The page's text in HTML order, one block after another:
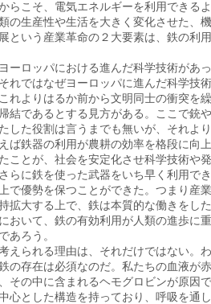
らこそ、電気エネルギーを利用できる
の生産性や生活を大きく変化させた、
という産業革命の２大要素は、鉄の利
ーロッパにおける進んだ科学技術があ
れではなぜヨーロッパに進んだ科学技
れよりはるか前から文明同士の衝突を
結であるとする見方がある。ここで銃
した役割は言うまでも無いが、それよ
ば鉄器の利用が農耕の効率を格段に向
ことが、社会を安定化させ科学技術や
らに鉄を使った武器をいち早く利用で
で優勢を保つことができた。つまり産
拡大する上で、鉄は本質的な働きをし
おいて、鉄の有効利用が人類の進歩に
あろう。
えられる理由は、それだけではない。
の存在は必須なのだ。私たちの血液が
その中に含まれるヘモグロビンが原因
心とした構造を持っており、呼吸を通